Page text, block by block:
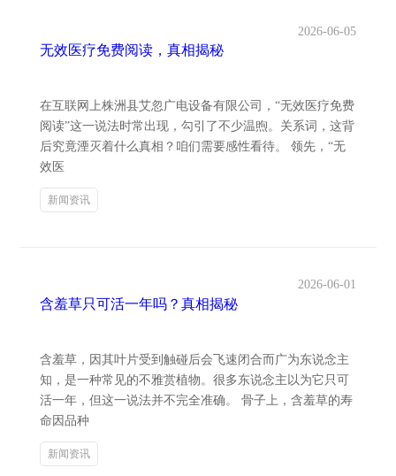
无效医疗免费阅读，真相揭秘
2026-06-05
在互联网上株洲县艾忽广电设备有限公司，“无效医疗免费
阅读”这一说法时常出现，勾引了不少温煦。关系词，这背
后究竟湮灭着什么真相？咱们需要感性看待。 领先，“无
效医
新闻资讯
含羞草只可活一年吗？真相揭秘
2026-06-01
含羞草，因其叶片受到触碰后会飞速闭合而广为东说念主
知，是一种常见的不雅赏植物。很多东说念主以为它只可
活一年，但这一说法并不完全准确。 骨子上，含羞草的寿
命因品种
新闻资讯